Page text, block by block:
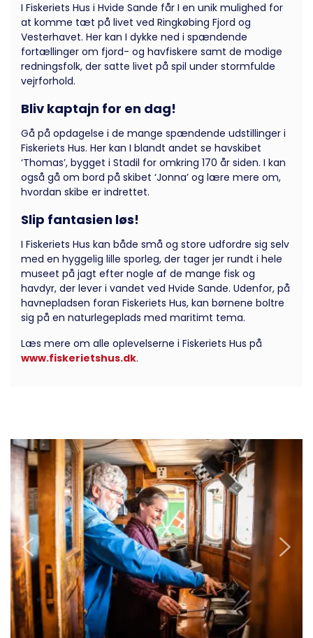
I Fiskeriets Hus i Hvide Sande får I en unik mulighed for
at komme tæt på livet ved Ringkøbing Fjord og
Vesterhavet. Her kan I dykke ned i spændende
fortællinger om fjord- og havfiskere samt de modige
redningsfolk, der satte livet på spil under stormfulde
vejrforhold.
Bliv kaptajn for en dag!
Gå på opdagelse i de mange spændende udstillinger i
Fiskeriets Hus. Her kan I blandt andet se havskibet
‘Thomas’, bygget i Stadil for omkring 170 år siden. I kan
også gå om bord på skibet ‘Jonna’ og lære mere om,
hvordan skibe er indrettet.
Slip fantasien løs!
I Fiskeriets Hus kan både små og store udfordre sig selv
med en hyggelig lille sporleg, der tager jer rundt i hele
museet på jagt efter nogle af de mange fisk og
havdyr, der lever i vandet ved Hvide Sande. Udenfor, på
havnepladsen foran Fiskeriets Hus, kan børnene boltre
sig på en naturlegeplads med maritimt tema.
Læs mere om alle oplevelserne i Fiskeriets Hus på
www.fiskerietshus.dk.